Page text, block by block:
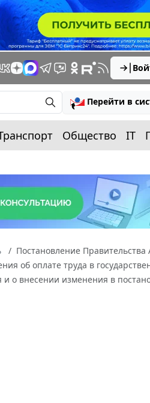
Перейти в
Общество IT
Постановление Правительства
об оплате труда в
о внесении изменения в